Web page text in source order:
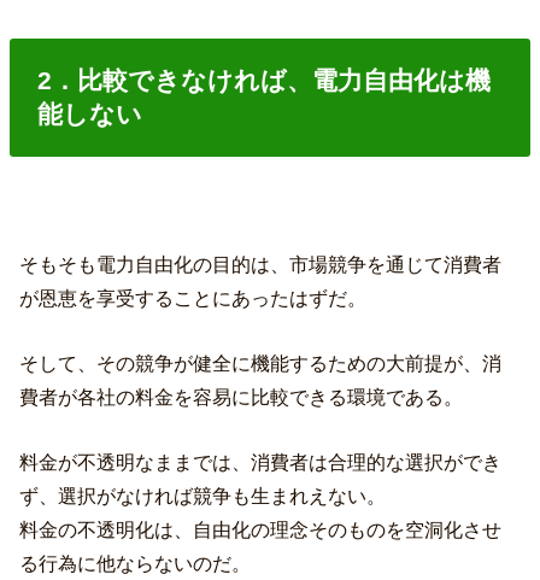
2．比較できなければ、電力自由化は機
能しない
そもそも電力自由化の目的は、市場競争を通じて消費者
が恩恵を享受することにあったはずだ。
そして、その競争が健全に機能するための大前提が、消
費者が各社の料金を容易に比較できる環境である。
料金が不透明なままでは、消費者は合理的な選択ができ
ず、選択がなければ競争も生まれえない。
料金の不透明化は、自由化の理念そのものを空洞化させ
る行為に他ならないのだ。